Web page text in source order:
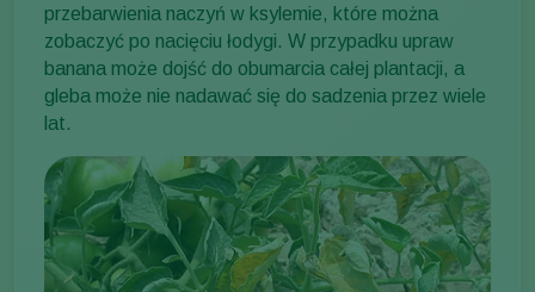
przebarwienia naczyń w ksylemie, które można
zobaczyć po nacięciu łodygi. W przypadku upraw
banana może dojść do obumarcia całej plantacji, a
gleba może nie nadawać się do sadzenia przez wiele
lat.